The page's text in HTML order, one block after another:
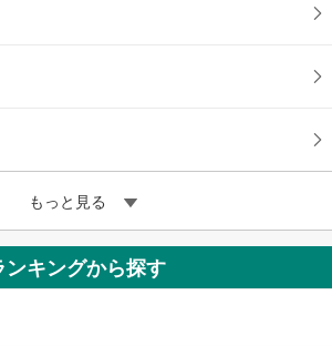
もっと見る
キングから探す